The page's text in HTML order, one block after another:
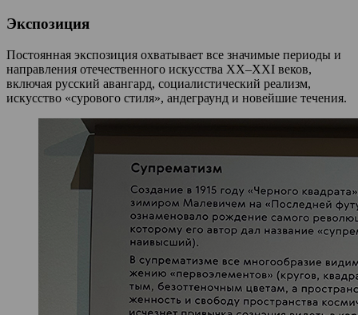
Экспозиция
Постоянная экспозиция охватывает все значимые периоды и
направления отечественного искусства XX–XXI веков,
включая русский авангард, социалистический реализм,
искусство «сурового стиля», андеграунд и новейшие течения.